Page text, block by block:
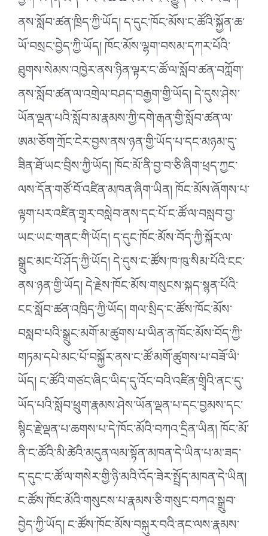
ནས་སློབ་ཚན་ཁྲིད་ཀྱི་ཡོད། ད་དུང་ཁོང་མོས་ང་ཚོའི་སྐྱོན་ཆ་
ཡོ་བསྲང་བྱེད་ཀྱི་ཡོད། ཁོང་མོས་ལྷག་བསམ་དཀར་པོའི་
ཐུགས་སེམས་འཁྱེར་ནས་ཉིན་ལྟར་ང་ཚོ་ལ་སློབ་ཚན་བཀློག་
ནས་སློབ་ཚན་ལ་འགྲེལ་བཤད་བརྒྱག་གྱི་ཡོད། དེ་དུས་ཤེས་
ཡོན་ལྡན་པའི་སློབ་མ་རྣམས་ཀྱི་དགེ་རྒན་གྱི་སློབ་ཚན་ལ་
ཨམ་ཅོག་ཀྲོང་ངེར་བྱས་ནས་ཉན་གྱི་ཡོད་པ་དང་མཉམ་དུ་
ཟིན་ཐོ་ཡང་བྲིས་ཀྱི་ཡོད། ཁོང་མོ་ནི་བྱ་བ་ཅི་ཞིག་ཕྲད་ཀྱང་
ལས་དོན་གཙོ་བོ་འཛིན་མཁན་ཞིག་ཡིན། ཁོང་མོས་ཞོགས་པ་
ལྟག་པར་འཛིན་གྲྭར་བསླེབ་ནས་དང་པོ་ང་ཚོ་ལ་བསླབ་བྱ་
ཡང་ཡང་གནང་གི་ཡོད། ད་དུང་ཁོང་མོས་བོད་ཀྱི་སྐོར་ལ་
སྒྲུང་མང་པོ་ཤོད་ཀྱི་ཡོད། དེ་དུས་ང་ཚོས་ཁ་ཁུ་སིམ་པོའི་ངང་
ནས་ཉན་གྱི་ཡོད། དེ་རྗེས་ཁོང་མོས་གསུངས་སྐད་སྙན་པོའི་
ངང་སློབ་ཚན་འཁྲིད་ཀྱི་ཡོད། གལ་སྲིད་ང་ཚོས་ཁོང་མོས་
བསླབ་པའི་སྒྲུང་མགོ་མ་ཚུགས་པ་ཡིན་ན་ཁོང་མོས་བོད་ཀྱི་
གཏམ་དཔེ་མང་པོ་བསྐྱོར་ནས་ང་ཚོ་མགོ་ཚུགས་པ་བཟོ་ཡི་
ཡོད། ང་ཚོའི་གཙང་ཞིང་ཡིད་དུ་འོང་བའི་འཛིན་གྲྭིའི་ནང་དུ་
ཡོད་པའི་སློབ་ཕྲུག་རྣམས་ཤེས་ཡོན་ལྡན་པ་དང་བྱམས་དང་
སྙིང་རྗེ་ལྡན་པ་ཆགས་པ་དེ་ཁོང་མོའི་བཀའ་དྲིན་ཡིན། ཁོང་མོ་
ནི་ང་ཚོའི་མི་ཚེའི་མདུན་ལམ་སྟོན་མཁན་དེ་ཡིན་པ་མ་ཟད་
ད་དུང་ང་ཚོ་ལ་གསེར་གྱི་ཉི་མའི་འོད་ཟེར་སྤྲོད་མཁན་དེ་ཡིན།
ང་ཚོས་ཁོང་མོའི་གསུངས་པ་རྣམས་ཅི་གསུང་བཀའ་སྒྲུབ་
བྱེད་ཀྱི་ཡོད། ང་ཚོས་ཁོང་མོས་བསྐུར་བའི་ནང་ལས་རྣམས་